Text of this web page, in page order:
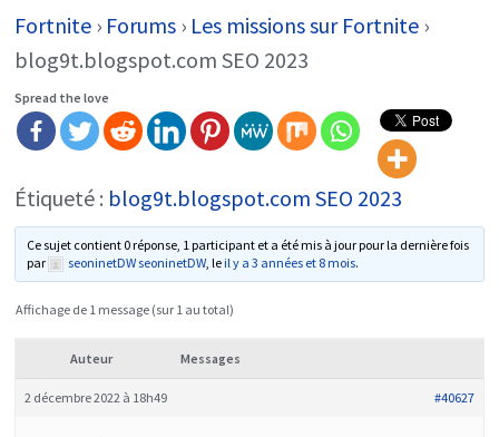
Fortnite › Forums › Les missions sur Fortnite ›
blog9t.blogspot.com SEO 2023
Spread the love
Étiqueté : blog9t.blogspot.com SEO 2023
Ce sujet contient 0 réponse, 1 participant et a été mis à jour pour la dernière fois
par
seoninetDW seoninetDW, le il y a 3 années et 8 mois.
Affichage de 1 message (sur 1 au total)
Auteur Messages
2 décembre 2022 à 18h49 #40627